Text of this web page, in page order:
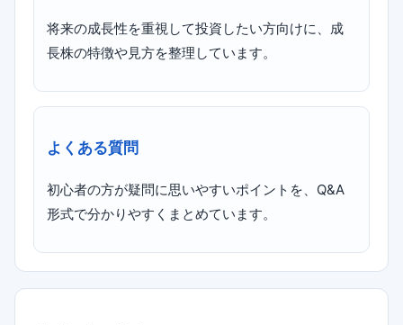
将来の成長性を重視して投資したい方向けに、成
長株の特徴や見方を整理しています。
よくある質問
初心者の方が疑問に思いやすいポイントを、Q&A
形式で分かりやすくまとめています。